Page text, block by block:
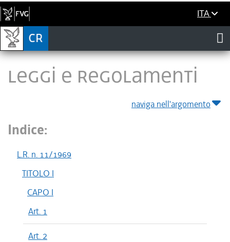
ITA
LEGGI E REGOLAMENTI
naviga nell'argomento
Indice:
L.R. n. 11/1969
TITOLO I
CAPO I
Art. 1
Art. 2